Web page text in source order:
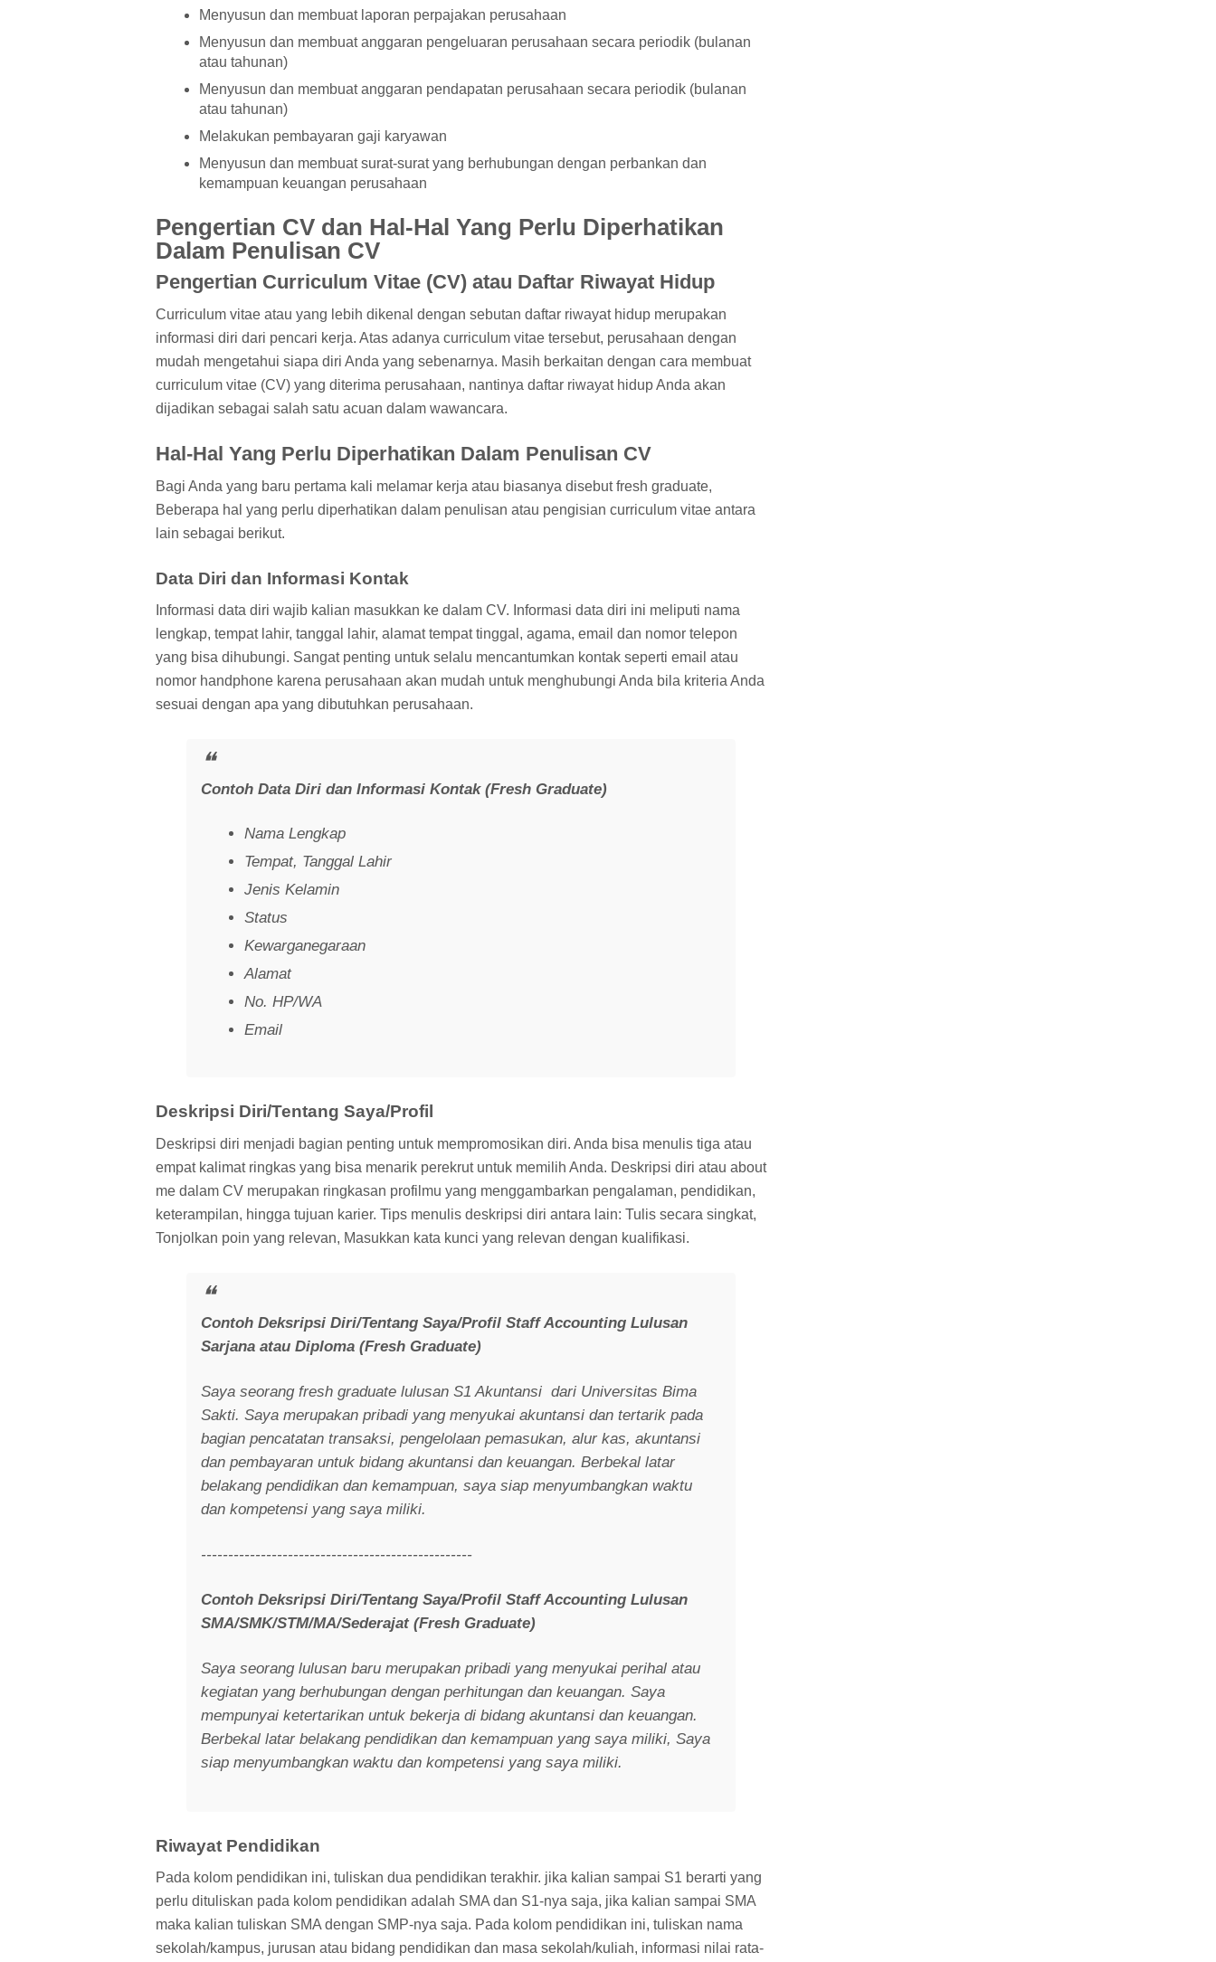
Menyusun dan membuat laporan perpajakan perusahaan
Menyusun dan membuat anggaran pengeluaran perusahaan secara periodik (bulanan
atau tahunan)
Menyusun dan membuat anggaran pendapatan perusahaan secara periodik (bulanan
atau tahunan)
Melakukan pembayaran gaji karyawan
Menyusun dan membuat surat-surat yang berhubungan dengan perbankan dan
kemampuan keuangan perusahaan
Pengertian CV dan Hal-Hal Yang Perlu Diperhatikan
Dalam Penulisan CV
Pengertian Curriculum Vitae (CV) atau Daftar Riwayat Hidup
Curriculum vitae atau yang lebih dikenal dengan sebutan daftar riwayat hidup merupakan
informasi diri dari pencari kerja. Atas adanya curriculum vitae tersebut, perusahaan dengan
mudah mengetahui siapa diri Anda yang sebenarnya. Masih berkaitan dengan cara membuat
curriculum vitae (CV) yang diterima perusahaan, nantinya daftar riwayat hidup Anda akan
dijadikan sebagai salah satu acuan dalam wawancara.
Hal-Hal Yang Perlu Diperhatikan Dalam Penulisan CV
Bagi Anda yang baru pertama kali melamar kerja atau biasanya disebut fresh graduate,
Beberapa hal yang perlu diperhatikan dalam penulisan atau pengisian curriculum vitae antara
lain sebagai berikut.
Data Diri dan Informasi Kontak
Informasi data diri wajib kalian masukkan ke dalam CV. Informasi data diri ini meliputi nama
lengkap, tempat lahir, tanggal lahir, alamat tempat tinggal, agama, email dan nomor telepon
yang bisa dihubungi. Sangat penting untuk selalu mencantumkan kontak seperti email atau
nomor handphone karena perusahaan akan mudah untuk menghubungi Anda bila kriteria Anda
sesuai dengan apa yang dibutuhkan perusahaan.
Contoh Data Diri dan Informasi Kontak (Fresh Graduate)
Nama Lengkap
Tempat, Tanggal Lahir
Jenis Kelamin
Status
Kewarganegaraan
Alamat
No. HP/WA
Email
Deskripsi Diri/Tentang Saya/Profil
Deskripsi diri menjadi bagian penting untuk mempromosikan diri. Anda bisa menulis tiga atau
empat kalimat ringkas yang bisa menarik perekrut untuk memilih Anda. Deskripsi diri atau about
me dalam CV merupakan ringkasan profilmu yang menggambarkan pengalaman, pendidikan,
keterampilan, hingga tujuan karier. Tips menulis deskripsi diri antara lain: Tulis secara singkat,
Tonjolkan poin yang relevan, Masukkan kata kunci yang relevan dengan kualifikasi.
Contoh Deksripsi Diri/Tentang Saya/Profil Staff Accounting Lulusan
Sarjana atau Diploma (Fresh Graduate)
Saya seorang fresh graduate lulusan S1 Akuntansi dari Universitas Bima
Sakti. Saya merupakan pribadi yang menyukai akuntansi dan tertarik pada
bagian pencatatan transaksi, pengelolaan pemasukan, alur kas, akuntansi
dan pembayaran untuk bidang akuntansi dan keuangan. Berbekal latar
belakang pendidikan dan kemampuan, saya siap menyumbangkan waktu
dan kompetensi yang saya miliki.
--------------------------------------------------
Contoh Deksripsi Diri/Tentang Saya/Profil Staff Accounting Lulusan
SMA/SMK/STM/MA/Sederajat (Fresh Graduate)
Saya seorang lulusan baru merupakan pribadi yang menyukai perihal atau
kegiatan yang berhubungan dengan perhitungan dan keuangan. Saya
mempunyai ketertarikan untuk bekerja di bidang akuntansi dan keuangan.
Berbekal latar belakang pendidikan dan kemampuan yang saya miliki, Saya
siap menyumbangkan waktu dan kompetensi yang saya miliki.
Riwayat Pendidikan
Pada kolom pendidikan ini, tuliskan dua pendidikan terakhir. jika kalian sampai S1 berarti yang
perlu dituliskan pada kolom pendidikan adalah SMA dan S1-nya saja, jika kalian sampai SMA
maka kalian tuliskan SMA dengan SMP-nya saja. Pada kolom pendidikan ini, tuliskan nama
sekolah/kampus, jurusan atau bidang pendidikan dan masa sekolah/kuliah, informasi nilai rata-